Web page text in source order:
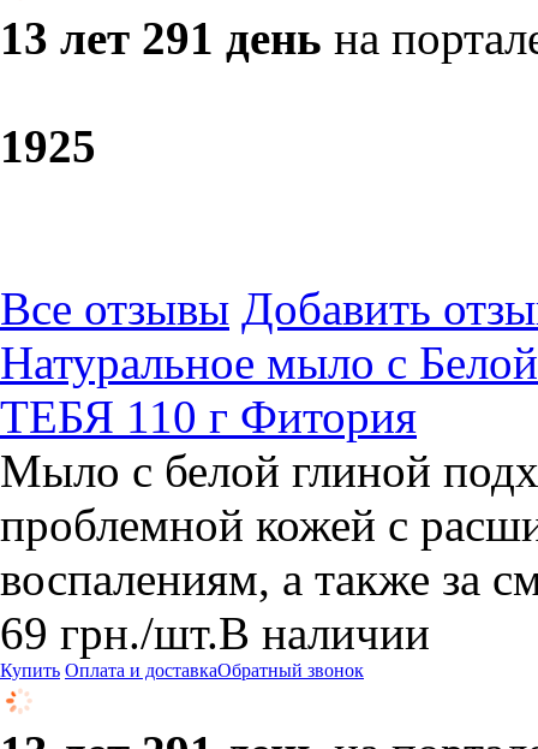
13 лет 291 день на
1925
Все отзывы Добавить
Натуральное мыло с
ТЕБЯ 110 г Фитория
Мыло с белой глиной
проблемной кожей с
воспалениям, а также за
69 грн./шт.В наличии
Купить Оплата и доставкаОбратный звонок